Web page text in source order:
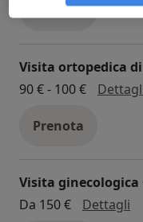
Prenota
Visita ortopedica
90 € - 100 €
Prenota
Visita
Da 150 €
Dettagli